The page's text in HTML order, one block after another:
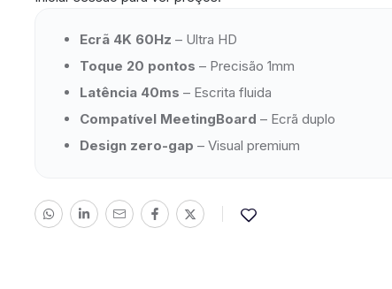
Ecrã 4K 60Hz – Ultra HD
Toque 20 pontos – Precisão 1mm
Latência 40ms – Escrita fluida
Compatível MeetingBoard – Ecrã duplo
Design zero-gap – Visual premium